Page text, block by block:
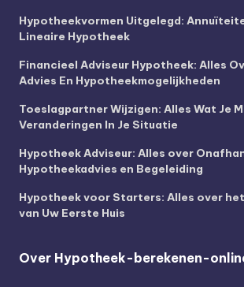
Hypotheekvormen Uitgelegd:
Lineaire Hypotheek
Financieel Adviseur Hypotheek: Alles
Advies En Hypotheekmogelijkheden
Toeslagpartner Wijzigen: Alles Wat Je
Veranderingen In Je Situatie
Hypotheek Adviseur: Alles over
Hypotheekadvies en Begeleiding
Hypotheek voor Starters: Alles over
van Uw Eerste Huis
Over Hypotheek-berekenen-